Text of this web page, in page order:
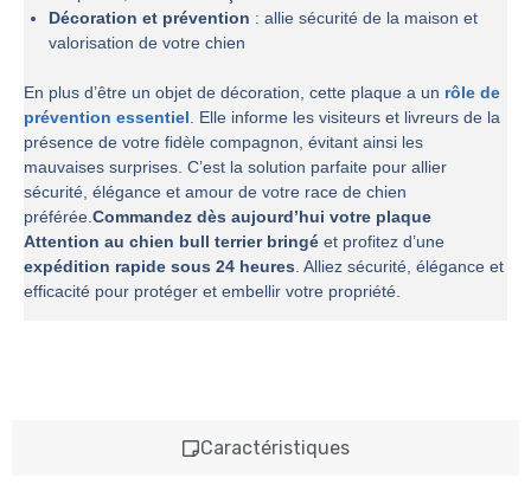
Caractéristiques
Décoration et prévention : allie sécurité de la maison et
valorisation de votre chien
En plus d’être un objet de décoration, cette plaque a un rôle de
prévention essentiel. Elle informe les visiteurs et livreurs de la
présence de votre fidèle compagnon, évitant ainsi les
mauvaises surprises. C’est la solution parfaite pour allier
sécurité, élégance et amour de votre race de chien
préférée.Commandez dès aujourd’hui votre plaque
Attention au chien bull terrier bringé et profitez d’une
expédition rapide sous 24 heures. Alliez sécurité, élégance et
efficacité pour protéger et embellir votre propriété.